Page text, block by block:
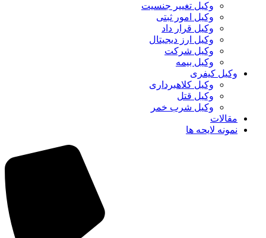
وکیل تغییر جنسیت
وکیل امور ثبتی
وکیل قرار داد
وکیل ارز دیجیتال
وکیل شرکت
وکیل بیمه
وکیل کیفری
وکیل کلاهبرداری
وکیل قتل
وکیل شرب خمر
مقالات
نمونه لایحه ها